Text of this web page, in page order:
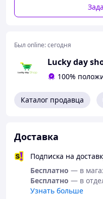
− Формат аудио: MP3/
− Поддерживаемые
− Подходит для
− Защита от короткого
превышения токовой
− Hands Free
Был online:сегодня
Lucky day
100%
Каталог продавца
Доставка
Подписка на
Бесплатно — в
Бесплатно — в
Узнать больше